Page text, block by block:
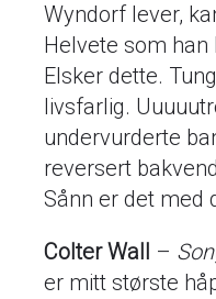
Wyndorf lever,
Helvete som han
Elsker dette.
livsfarlig.
undervurderte
reversert
Sånn er det med
Colter Wall –
er mitt største